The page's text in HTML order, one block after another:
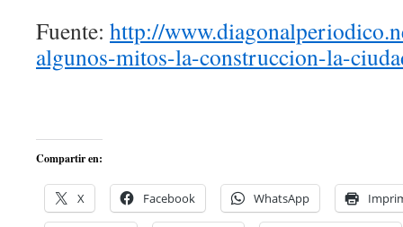
Fuente: http://
algunos-mitos-la-construccion-la-
Compartir en:
X Facebook WhatsApp